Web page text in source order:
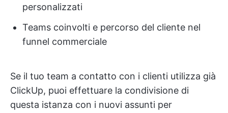
personalizzati
Teams coinvolti e percorso del cliente nel
funnel commerciale
Se il tuo team a contatto con i clienti utilizza già
ClickUp, puoi effettuare la condivisione di
questa istanza con i nuovi assunti per